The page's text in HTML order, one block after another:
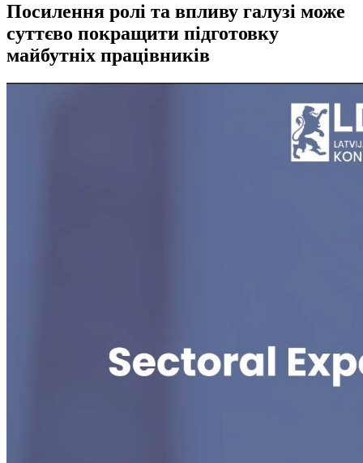
Посилення ролі та впливу галузі може
суттєво покращити підготовку
майбутніх працівників